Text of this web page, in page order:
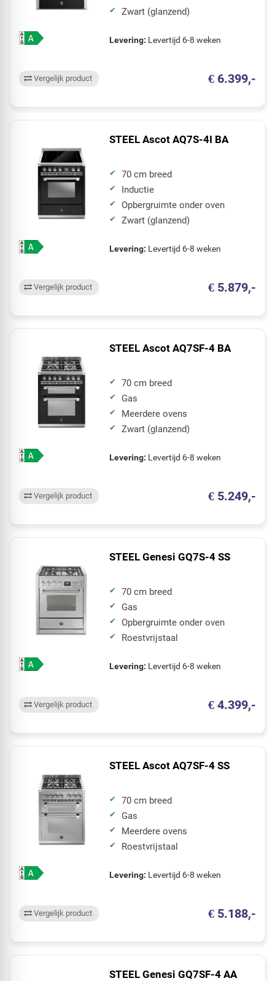
Zwart (glanzend)
Levering: Levertijd 6-8 weken
€ 6.399,-
Vergelijk product
STEEL Ascot AQ7S-4I BA
70 cm breed
Inductie
Opbergruimte onder oven
Zwart (glanzend)
Levering: Levertijd 6-8 weken
€ 5.879,-
Vergelijk product
STEEL Ascot AQ7SF-4 BA
70 cm breed
Gas
Meerdere ovens
Zwart (glanzend)
Levering: Levertijd 6-8 weken
€ 5.249,-
Vergelijk product
STEEL Genesi GQ7S-4 SS
70 cm breed
Gas
Opbergruimte onder oven
Roestvrijstaal
Levering: Levertijd 6-8 weken
€ 4.399,-
Vergelijk product
STEEL Ascot AQ7SF-4 SS
70 cm breed
Gas
Meerdere ovens
Roestvrijstaal
Levering: Levertijd 6-8 weken
€ 5.188,-
Vergelijk product
STEEL Genesi GQ7SF-4 AA